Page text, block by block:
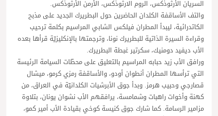
السريان الأرثوذكس، الروم الارثوذكس، الأرمن الأرثوذكس.
والتف الأساقفة الكلدان الحاضرين حول البطريرك الجديد على مذبح
الكاتدرائية، ليبدأ المطران فيلكس الشابي المراسيم بكلمة ترحيب
وقراءة السيرة الذاتية للبطريرك نونا، وترجمتها بالإنكليزيّة قرأها بعده
الأب ديفيد دومنيك، سكرتير غبطة البطريرك.
ورافق الأب زيد حبابه المراسيم بالتعليق على محطّات السيامة الرئيسة
التي ترأسها المطران أنطوان أودو، والأساقفة رمزي كرمو، ميشال
قصارجي وحبيب هرمز. وبدأ جوق الأبرشيات الكلدانيّة في العراق، من
كهنة وأخوات راهبات وشمامسة، يرافقهم الأب نشوان يونان، بتلاوة
مزامير الرسامة. كما شارك جوق كنيسة كوخي بقيادة الأب أمير كمو،